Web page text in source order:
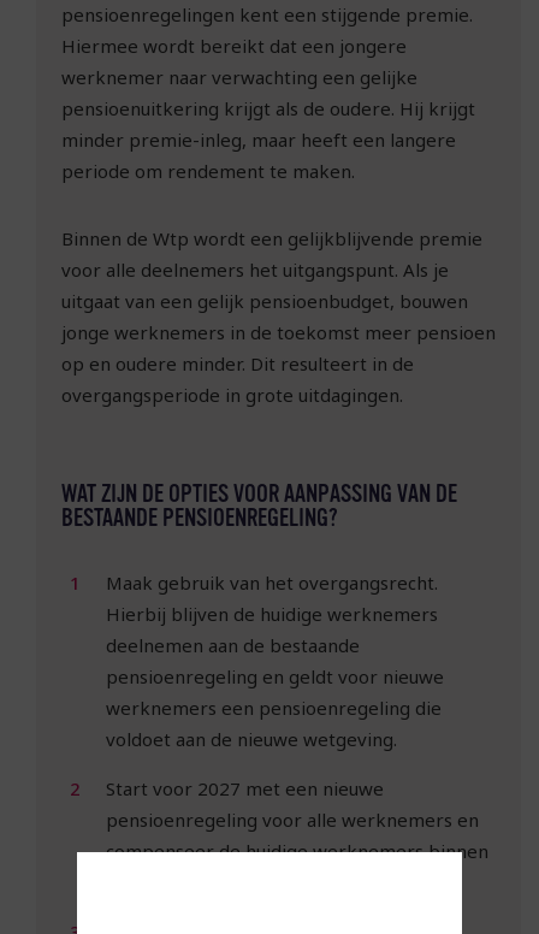
pensioenregelingen kent een stijgende premie.
Hiermee wordt bereikt dat een jongere
werknemer naar verwachting een gelijke
pensioenuitkering krijgt als de oudere. Hij krijgt
minder premie-inleg, maar heeft een langere
periode om rendement te maken.
Binnen de Wtp wordt een gelijkblijvende premie
voor alle deelnemers het uitgangspunt. Als je
uitgaat van een gelijk pensioenbudget, bouwen
jonge werknemers in de toekomst meer pensioen
op en oudere minder. Dit resulteert in de
overgangsperiode in grote uitdagingen.
WAT ZIJN DE OPTIES VOOR AANPASSING VAN DE
BESTAANDE PENSIOENREGELING?
Maak gebruik van het overgangsrecht.
Hierbij blijven de huidige werknemers
deelnemen aan de bestaande
pensioenregeling en geldt voor nieuwe
werknemers een pensioenregeling die
voldoet aan de nieuwe wetgeving.
Start voor 2027 met een nieuwe
pensioenregeling voor alle werknemers en
compenseer de huidige werknemers binnen